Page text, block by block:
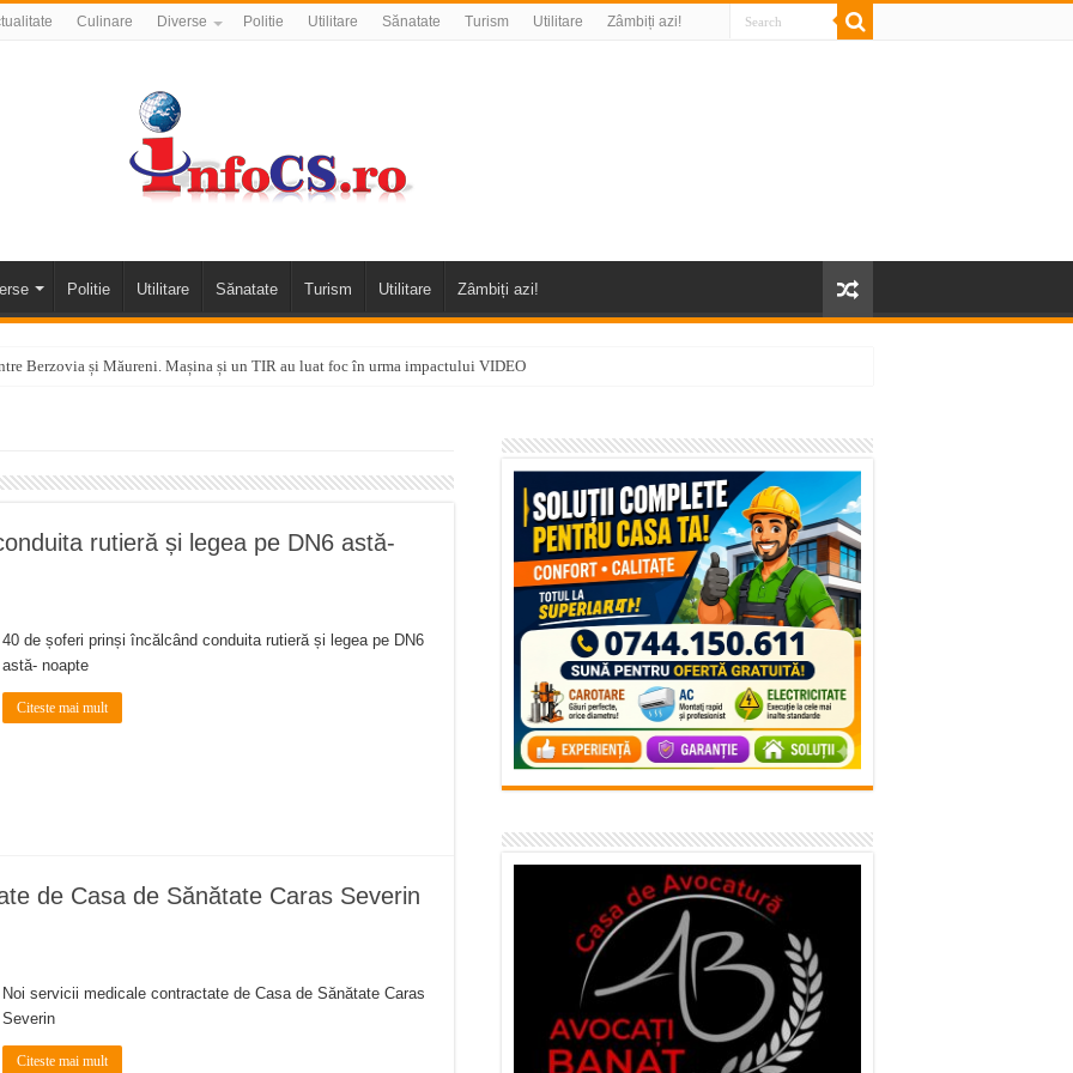
Culinare Diverse Politie Utilitare Sănatate Turism Utilitare Zâmbiți azi!
Politie Utilitare Sănatate Turism Utilitare Zâmbiți azi!
Berzovia și Măureni. Mașina și un TIR au luat foc în urma impactului VIDEO
Almăjului și zona Oravița – Cărbunari VIDEO
apei potabile în Bocșa Română, în data de 6 august 2026
Podul de Piatră din Herculane
flori de vară și râsete de copii la Carașova VIDEO
– avarie – 04.08.2026 – str. Văliugului și Plastomet
– 04.08.2026 – avarie – Calea Severinului
rutieră și legea pe DN6 astă-
40 de șoferi prinși încălcând conduita rutieră și legea pe DN6
astă- noapte
Citeste mai mult
de Casa de Sănătate Caras Severin
Noi servicii medicale contractate de Casa de Sănătate Caras
Severin
Citeste mai mult